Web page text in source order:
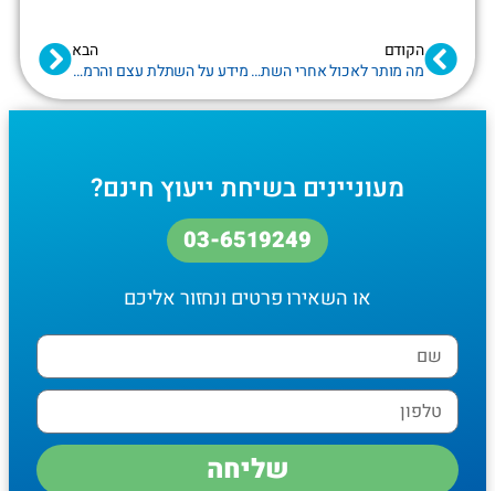
הקודם
מה מותר לאכול אחרי השתלת שיניים
הבא
מידע על השתלת עצם והרמת סינוס בחולון
מעוניינים בשיחת ייעוץ חינם?
03-6519249
או השאירו פרטים ונחזור אליכם
שליחה